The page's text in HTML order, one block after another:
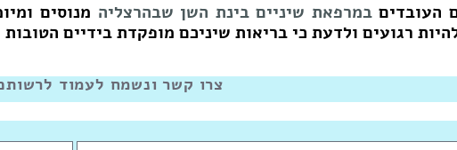
העובדיםבמרפאת שיניים בינת השן שבהרצליה מנוסים
רגועים ולדעת כי בריאות שיניכם מופקדת בידיים
צרו קשר ונשמח לעמוד